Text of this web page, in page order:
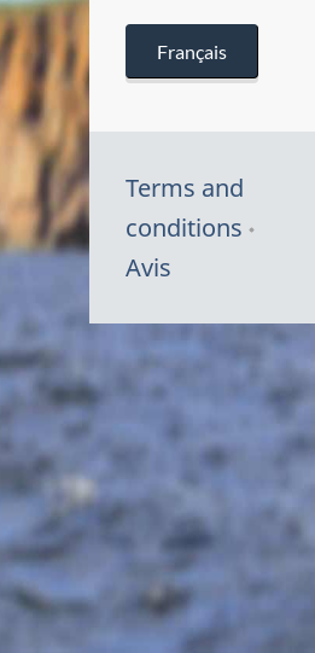
Français
Terms and
conditions
Avis